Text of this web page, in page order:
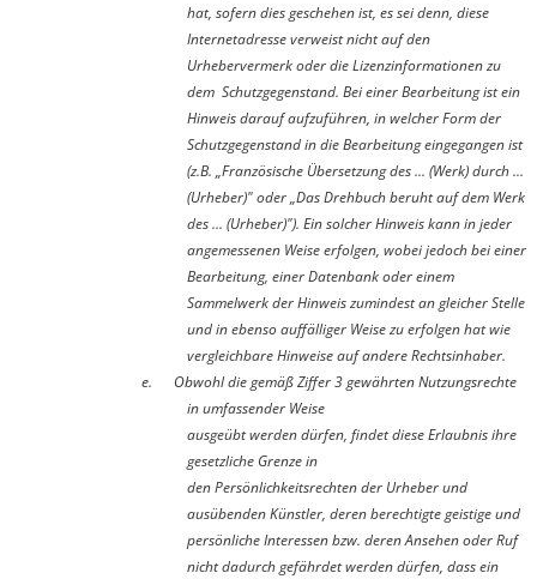
hat, sofern dies geschehen ist, es sei denn, diese
Internetadresse verweist nicht auf den
Urhebervermerk oder die Lizenzinformationen zu
dem Schutzgegenstand. Bei einer Bearbeitung ist ein
Hinweis darauf aufzuführen, in welcher Form der
Schutzgegenstand in die Bearbeitung eingegangen ist
(z.B. „Französische Übersetzung des ... (Werk) durch ...
(Urheber)" oder „Das Drehbuch beruht auf dem Werk
des ... (Urheber)"). Ein solcher Hinweis kann in jeder
angemessenen Weise erfolgen, wobei jedoch bei einer
Bearbeitung, einer Datenbank oder einem
Sammelwerk der Hinweis zumindest an gleicher Stelle
und in ebenso auffälliger Weise zu erfolgen hat wie
vergleichbare Hinweise auf andere Rechtsinhaber.
e.
Obwohl die gemäß Ziffer 3 gewährten Nutzungsrechte
in umfassender Weise
ausgeübt werden dürfen, findet diese Erlaubnis ihre
gesetzliche Grenze in
den Persönlichkeitsrechten der Urheber und
ausübenden Künstler, deren berechtigte geistige und
persönliche Interessen bzw. deren Ansehen oder Ruf
nicht dadurch gefährdet werden dürfen, dass ein